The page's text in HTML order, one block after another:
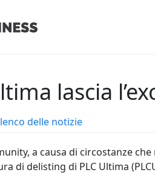
lascia
delle notizie
a causa di circostanze
di delisting di PLC Ultima